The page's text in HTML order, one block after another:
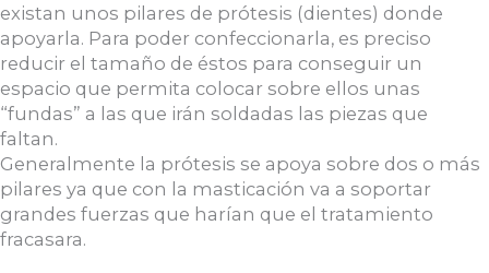
existan unos pilares de prótesis (dientes) donde
apoyarla. Para poder confeccionarla, es preciso
reducir el tamaño de éstos para conseguir un
espacio que permita colocar sobre ellos unas
“fundas” a las que irán soldadas las piezas que
faltan.
Generalmente la prótesis se apoya sobre dos o más
pilares ya que con la masticación va a soportar
grandes fuerzas que harían que el tratamiento
fracasara.